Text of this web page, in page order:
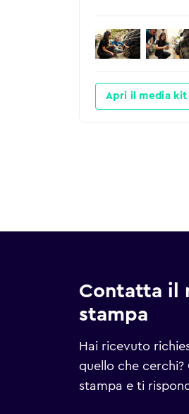
Apri il media kit
Contatta il
stampa
Hai ricevuto
quello che
stampa e ti